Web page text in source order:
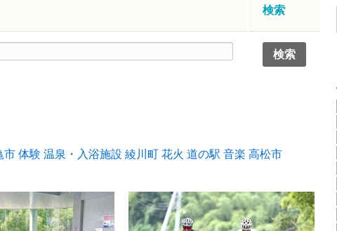
検索
市 体験 温泉・入浴施設 綾川町 花火 道の駅 音楽 高松市